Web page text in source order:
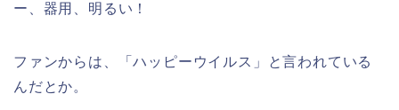
ー、器用、明るい！
ファンからは、「ハッピーウイルス」と言われている
んだとか。